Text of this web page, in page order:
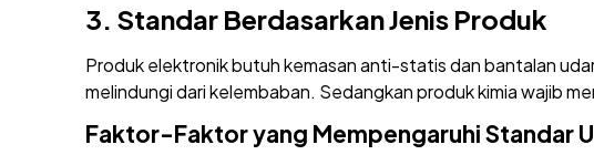
3. Standar Berdasarkan Jenis Produk
Produk elektronik butuh kemasan anti-statis dan bantalan
melindungi dari kelembaban. Sedangkan produk kimia wajib
Faktor-Faktor yang Mempengaruhi Standar